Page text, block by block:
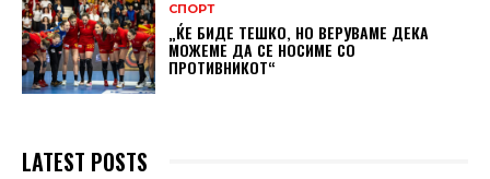
СПОРТ
„ЌЕ БИДЕ ТЕШКО, НО ВЕРУВАМЕ ДЕКА
МОЖЕМЕ ДA СЕ НОСИМЕ СО
ПРОТИВНИКОТ“
LATEST POSTS